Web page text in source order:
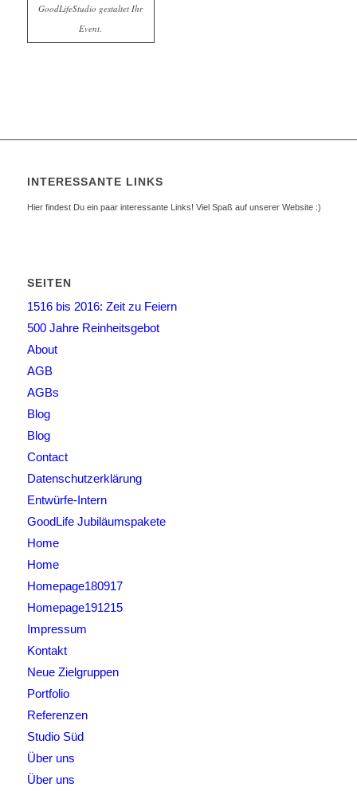
GoodLifeStudio gestaltet Ihr
Event.
INTERESSANTE LINKS
Hier findest Du ein paar interessante Links! Viel Spaß auf unserer Website :)
SEITEN
1516 bis 2016: Zeit zu Feiern
500 Jahre Reinheitsgebot
About
AGB
AGBs
Blog
Blog
Contact
Datenschutzerklärung
Entwürfe-Intern
GoodLife Jubiläumspakete
Home
Home
Homepage180917
Homepage191215
Impressum
Kontakt
Neue Zielgruppen
Portfolio
Referenzen
Studio Süd
Über uns
Über uns